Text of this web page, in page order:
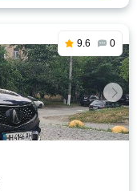
9.6 0